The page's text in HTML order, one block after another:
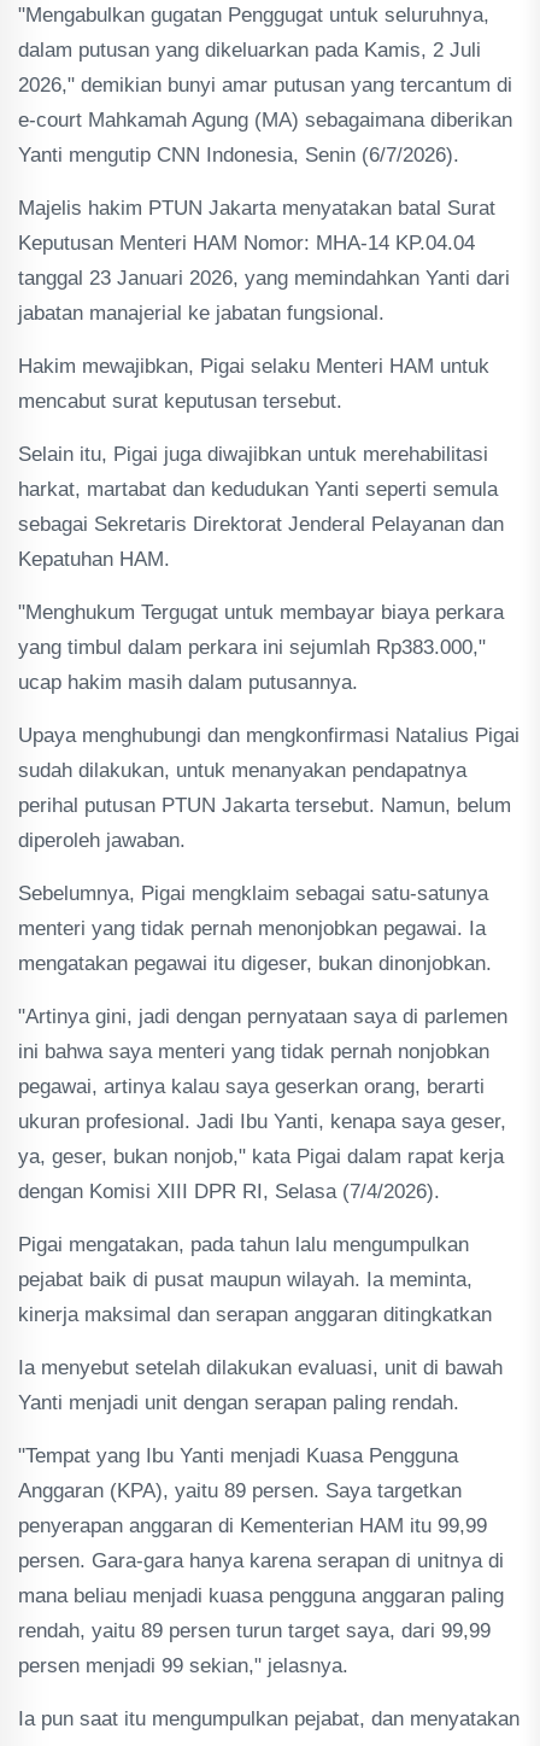
"Mengabulkan gugatan Penggugat untuk seluruhnya,
dalam putusan yang dikeluarkan pada Kamis, 2 Juli
2026," demikian bunyi amar putusan yang tercantum di
e-court Mahkamah Agung (MA) sebagaimana diberikan
Yanti mengutip CNN Indonesia, Senin (6/7/2026).
Majelis hakim PTUN Jakarta menyatakan batal Surat
Keputusan Menteri HAM Nomor: MHA-14 KP.04.04
tanggal 23 Januari 2026, yang memindahkan Yanti dari
jabatan manajerial ke jabatan fungsional.
Hakim mewajibkan, Pigai selaku Menteri HAM untuk
mencabut surat keputusan tersebut.
Selain itu, Pigai juga diwajibkan untuk merehabilitasi
harkat, martabat dan kedudukan Yanti seperti semula
sebagai Sekretaris Direktorat Jenderal Pelayanan dan
Kepatuhan HAM.
"Menghukum Tergugat untuk membayar biaya perkara
yang timbul dalam perkara ini sejumlah Rp383.000,"
ucap hakim masih dalam putusannya.
Upaya menghubungi dan mengkonfirmasi Natalius Pigai
sudah dilakukan, untuk menanyakan pendapatnya
perihal putusan PTUN Jakarta tersebut. Namun, belum
diperoleh jawaban.
Sebelumnya, Pigai mengklaim sebagai satu-satunya
menteri yang tidak pernah menonjobkan pegawai. Ia
mengatakan pegawai itu digeser, bukan dinonjobkan.
"Artinya gini, jadi dengan pernyataan saya di parlemen
ini bahwa saya menteri yang tidak pernah nonjobkan
pegawai, artinya kalau saya geserkan orang, berarti
ukuran profesional. Jadi Ibu Yanti, kenapa saya geser,
ya, geser, bukan nonjob," kata Pigai dalam rapat kerja
dengan Komisi XIII DPR RI, Selasa (7/4/2026).
Pigai mengatakan, pada tahun lalu mengumpulkan
pejabat baik di pusat maupun wilayah. Ia meminta,
kinerja maksimal dan serapan anggaran ditingkatkan
Ia menyebut setelah dilakukan evaluasi, unit di bawah
Yanti menjadi unit dengan serapan paling rendah.
"Tempat yang Ibu Yanti menjadi Kuasa Pengguna
Anggaran (KPA), yaitu 89 persen. Saya targetkan
penyerapan anggaran di Kementerian HAM itu 99,99
persen. Gara-gara hanya karena serapan di unitnya di
mana beliau menjadi kuasa pengguna anggaran paling
rendah, yaitu 89 persen turun target saya, dari 99,99
persen menjadi 99 sekian," jelasnya.
Ia pun saat itu mengumpulkan pejabat, dan menyatakan